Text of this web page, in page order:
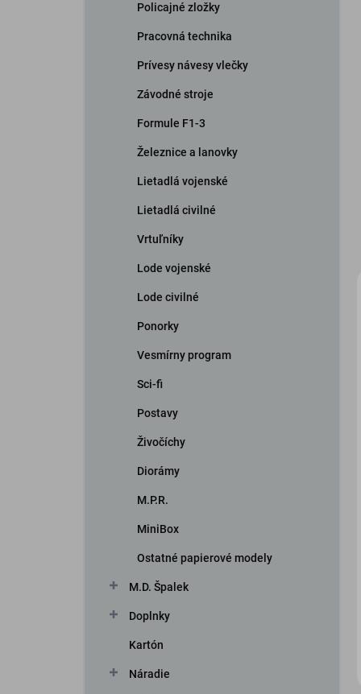
Policajné zložky
Pracovná technika
Prívesy návesy vlečky
Závodné stroje
Formule F1-3
Železnice a lanovky
Lietadlá vojenské
Lietadlá civilné
Vrtuľníky
Lode vojenské
Lode civilné
Ponorky
Vesmírny program
Sci-fi
Postavy
Živočíchy
Diorámy
M.P.R.
MiniBox
Ostatné papierové modely
M.D. Špalek
Doplnky
Kartón
Náradie